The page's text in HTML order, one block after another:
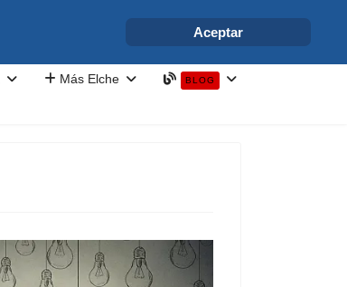
info@elchesemueve.com
Más Elche BLOG
Aceptar